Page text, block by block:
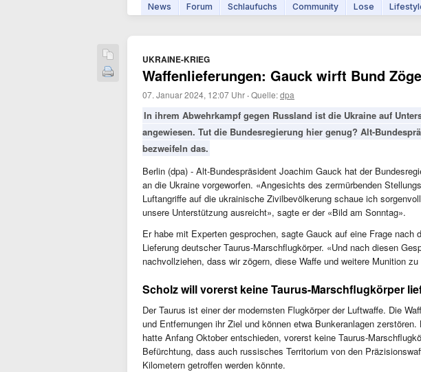
News Forum Schlaufuchs Community Lose
UKRAINE-KRIEG
Waffenlieferungen: Gauck wirft Bund
07. Januar 2024, 12:07 Uhr ·Quelle:dpa
In ihrem Abwehrkampf gegen Russland ist die Ukraine auf
angewiesen. Tut die Bundesregierung hier genug? Alt-
bezweifeln das.
Berlin (dpa) - Alt-Bundespräsident Joachim Gauck hat der
an die Ukraine vorgeworfen. «Angesichts des zermürbenden
Luftangriffe auf die ukrainische Zivilbevölkerung schaue ich
unsere Unterstützung ausreicht», sagte er der «Bild am Sonntag».
Er habe mit Experten gesprochen, sagte Gauck auf eine Frage nach
Lieferung deutscher Taurus-Marschflugkörper. «Und nach diesen
nachvollziehen, dass wir zögern, diese Waffe und weitere Munition zu
Scholz will vorerst keine Taurus-Marschflugkörper
Der Taurus ist einer der modernsten Flugkörper der Luftwaffe. Die
und Entfernungen ihr Ziel und können etwa Bunkeranlagen
hatte Anfang Oktober entschieden, vorerst keine Taurus-
Befürchtung, dass auch russisches Territorium von den
Kilometern getroffen werden könnte.